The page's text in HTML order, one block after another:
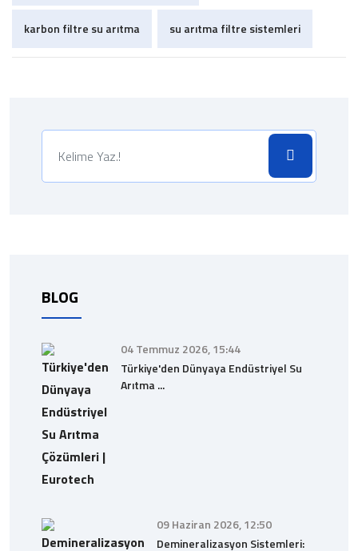
karbon filtre su arıtma su arıtma filtre sistemleri
BLOG
04 Temmuz 2026, 15:44
Türkiye'den Dünyaya Endüstriyel Su
Arıtma ...
09 Haziran 2026, 12:50
Demineralizasyon Sistemleri: